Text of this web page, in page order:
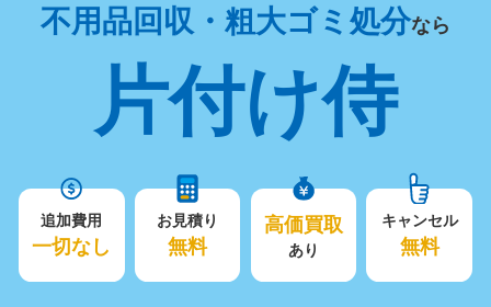
不用品回収・粗大ゴミ処分なら
片付け侍
追加費用
一切なし
お見積り
無料
高価買取
あり
キャンセル
無料